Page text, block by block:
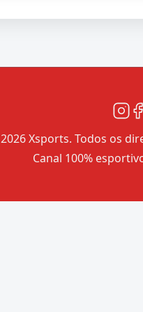
Xsports. Todos os
Canal 100%